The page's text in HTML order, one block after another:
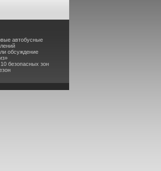
автобусные
обсуждение
безопасных зон